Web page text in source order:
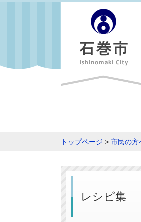
トップページ > 市民の方
レシピ集